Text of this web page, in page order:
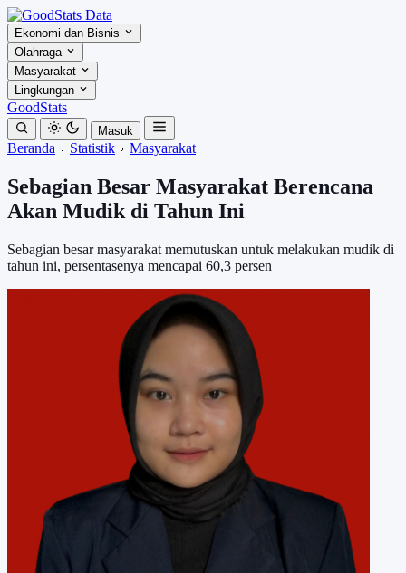
Ekonomi dan Bisnis
Olahraga
Masyarakat
Lingkungan
GoodStats
Masuk
Beranda Statistik Masyarakat
Sebagian Besar Masyarakat Berencana
Akan Mudik di Tahun Ini
Sebagian besar masyarakat memutuskan untuk melakukan mudik di
tahun ini, persentasenya mencapai 60,3 persen